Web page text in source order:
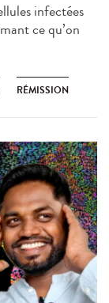
infectées
ce qu’on
RÉMISSION